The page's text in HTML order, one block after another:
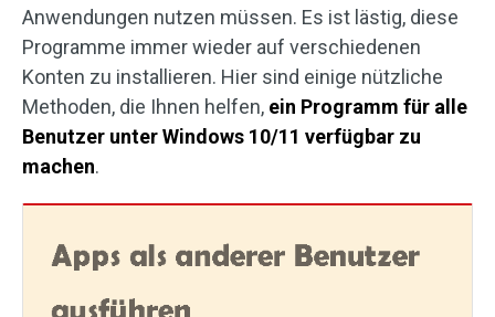
Anwendungen nutzen müssen. Es ist lästig, diese
Programme immer wieder auf verschiedenen
Konten zu installieren. Hier sind einige nützliche
Methoden, die Ihnen helfen, ein Programm für alle
Benutzer unter Windows 10/11 verfügbar zu
machen.